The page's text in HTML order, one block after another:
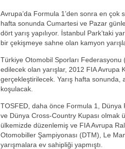
Avrupa’da Formula 1’den sonra en çok
hafta sonunda Cumartesi ve Pazar
dört yarış yapılıyor. İstanbul Park’taki
bir çekişmeye sahne olan kamyon
Türkiye Otomobil Sporları
edilecek olan yarışlar, 2012 FIA Avrupa
gerçekleştirilecek. Yarış hafta sonunda,
koşulacak.
TOSFED, daha önce Formula 1, Dünya
ve Dünya Cross-Country Kupası olmak
ülkemizde düzenlemiş ve FIA Avrupa
Otomobiller Şampiyonası (DTM), Le
yarışmalara ev sahipliği yapmıştı.